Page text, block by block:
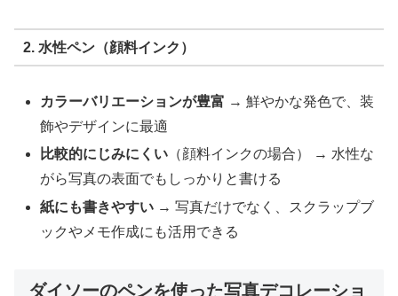
2. 水性ペン（顔料インク）
カラーバリエーションが豊富 → 鮮やかな発色で、装
飾やデザインに最適
比較的にじみにくい （顔料インクの場合） → 水性な
がら写真の表面でもしっかりと書ける
紙にも書きやすい → 写真だけでなく、スクラップブ
ックやメモ作成にも活用できる
ダイソーのペンを使った写真デコレーショ